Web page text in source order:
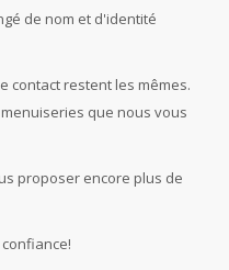
de nom et d'identité
contact restent les mêmes.
que nous vous
proposer encore plus de